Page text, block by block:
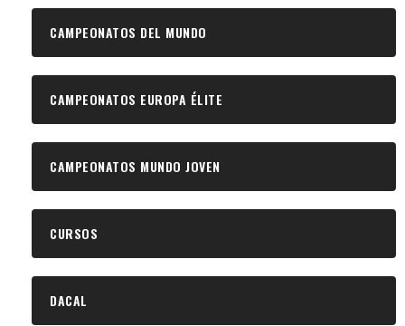
CAMPEONATOS DEL MUNDO
CAMPEONATOS EUROPA ÉLITE
CAMPEONATOS MUNDO JOVEN
CURSOS
DACAL